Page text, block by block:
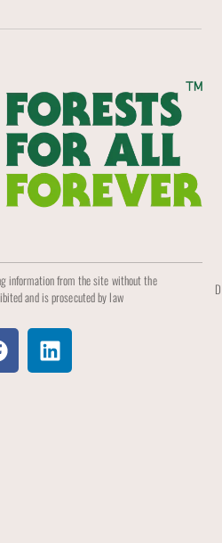
information from the site without the
and is prosecuted by law